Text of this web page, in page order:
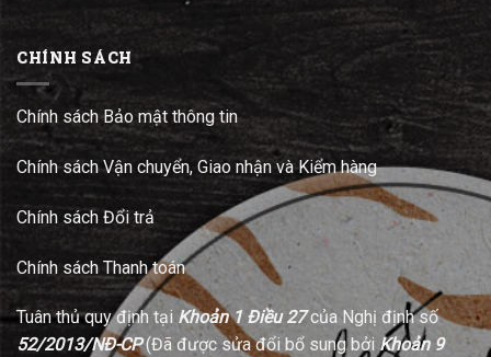
CHÍNH SÁCH
Chính sách Bảo mật thông tin
Chính sách Vận chuyển, Giao nhận và Kiểm hàng
Chính sách Đổi trả
Chính sách Thanh toán
Tuân thủ quy định tại Khoản 1 Điều 27của Nghị định số
52/2013/NĐ-CP(Đã được sửa đổi bổ sung bởi Khoản 9